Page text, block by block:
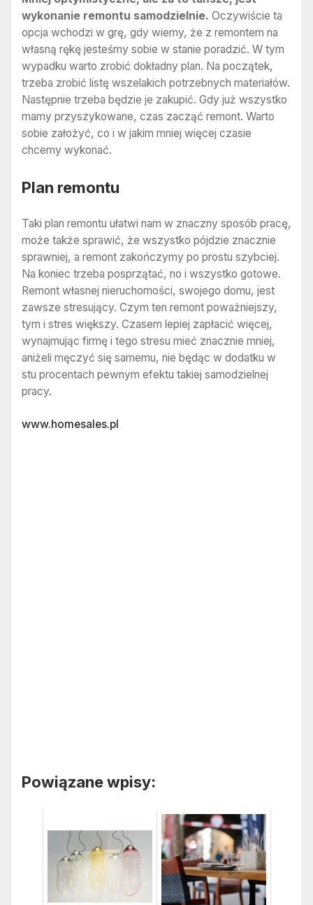
wykonanie remontu samodzielnie. Oczywiście ta
opcja wchodzi w grę, gdy wiemy, że z remontem na
własną rękę jesteśmy sobie w stanie poradzić. W tym
wypadku warto zrobić dokładny plan. Na początek,
trzeba zrobić listę wszelakich potrzebnych materiałów.
Następnie trzeba będzie je zakupić. Gdy już wszystko
mamy przyszykowane, czas zacząć remont. Warto
sobie założyć, co i w jakim mniej więcej czasie
chcemy wykonać.
Plan remontu
Taki plan remontu ułatwi nam w znaczny sposób pracę,
może także sprawić, że wszystko pójdzie znacznie
sprawniej, a remont zakończymy po prostu szybciej.
Na koniec trzeba posprzątać, no i wszystko gotowe.
Remont własnej nieruchomości, swojego domu, jest
zawsze stresujący. Czym ten remont poważniejszy,
tym i stres większy. Czasem lepiej zapłacić więcej,
wynajmując firmę i tego stresu mieć znacznie mniej,
aniżeli męczyć się samemu, nie będąc w dodatku w
stu procentach pewnym efektu takiej samodzielnej
pracy.
www.homesales.pl
Powiązane wpisy: